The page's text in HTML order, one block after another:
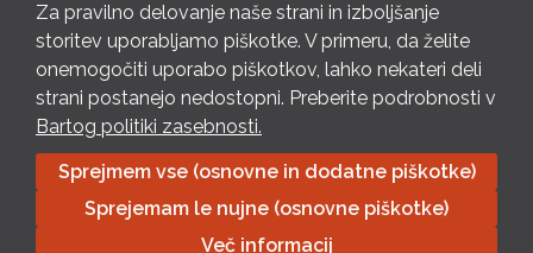
PON – PET 8 – 18 h / SOB 8 – 12 h
Pošlji e-mail
Izpolni kontaktni obrazec
Bartog d.o.o. Trebnje | ID: SI79128718 | IBAN: SI56 1010 0003
8174 248, Banka Intesa Sanpaolo d.d.| Predsednik Uprave:
Ivan Šantorić | Predsednik Nadzornega odbora: Ilija Tokić |
Za pravilno delovanje naše strani in izboljšanje
storitev uporabljamo piškotke. V primeru, da želite
onemogočiti uporabo piškotkov, lahko nekateri deli
strani postanejo nedostopni. Preberite podrobnosti v
Bartog politiki zasebnosti.
Sprejmem vse (osnovne in dodatne piškotke)
Sprejemam le nujne (osnovne piškotke)
Več informacij